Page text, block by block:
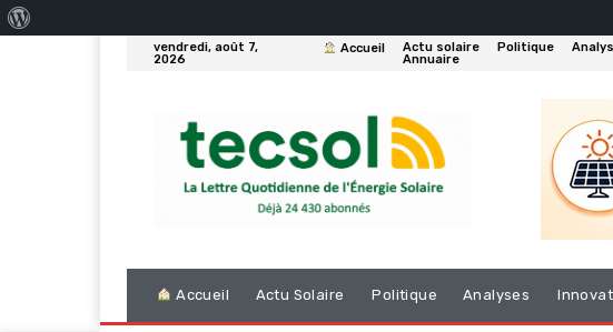
vendredi, août 7,
2026
Accueil Actu solaire Politique
Annuaire
Accueil Actu Solaire Politique Analyses